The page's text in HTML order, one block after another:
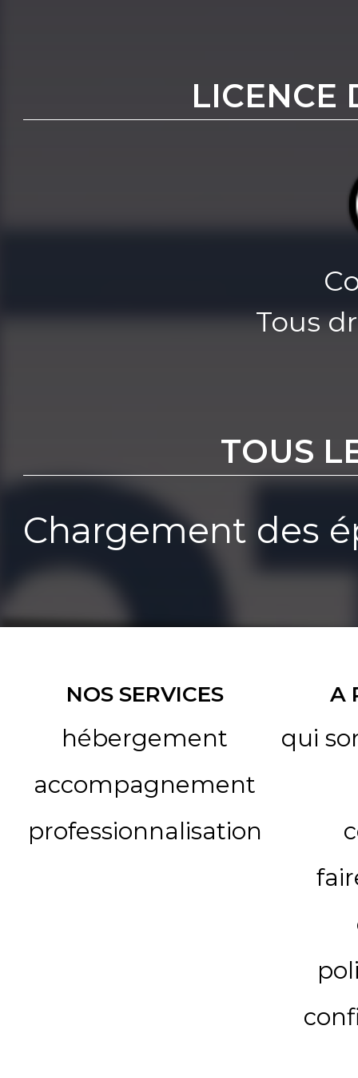
LICENCE
Tous
TOUS
Chargement des
NOS SERVICES
hébergement
accompagnement
professionnalisation
A
qui